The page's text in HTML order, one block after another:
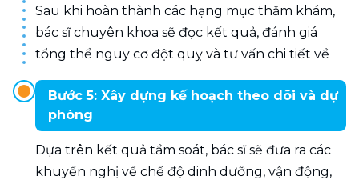
Sau khi hoàn thành các hạng mục thăm khám,
bác sĩ chuyên khoa sẽ đọc kết quả, đánh giá
tổng thể nguy cơ đột quỵ và tư vấn chi tiết về
Bước 5: Xây dựng kế hoạch theo dõi và dự
phòng
Dựa trên kết quả tầm soát, bác sĩ sẽ đưa ra các
khuyến nghị về chế độ dinh dưỡng, vận động,